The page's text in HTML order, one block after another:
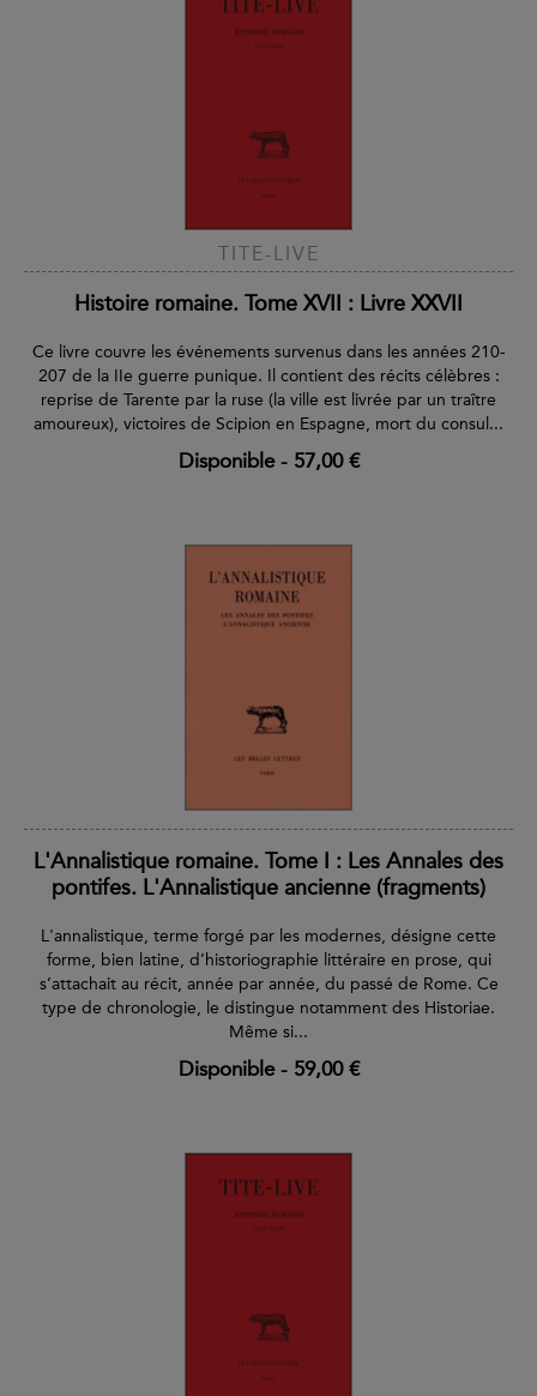
TITE-LIVE
Histoire romaine. Tome XVII : Livre XXVII
Ce livre couvre les événements survenus dans les années 210-
207 de la IIe guerre punique. Il contient des récits célèbres :
reprise de Tarente par la ruse (la ville est livrée par un traître
amoureux), victoires de Scipion en Espagne, mort du consul...
Disponible- 57,00 €
L'Annalistique romaine. Tome I : Les Annales des
pontifes. L'Annalistique ancienne (fragments)
L'annalistique, terme forgé par les modernes, désigne cette
forme, bien latine, d’historiographie littéraire en prose, qui
s’attachait au récit, année par année, du passé de Rome. Ce
type de chronologie, le distingue notamment des Historiae.
Même si...
Disponible- 59,00 €